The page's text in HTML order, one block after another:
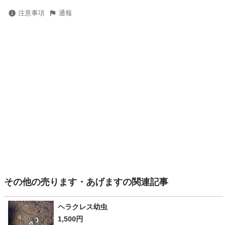
注意事項 通報
その他の売ります・あげますの関連記事
ヘラクレス幼虫
1,500円